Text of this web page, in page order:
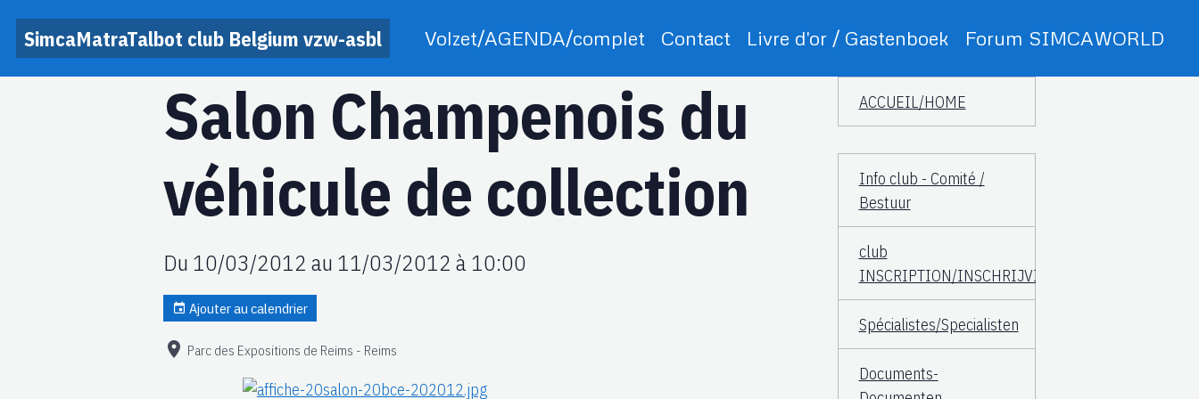
SimcaMatraTalbot club Belgium vzw-asbl Volzet/AGENDA/complet Contact Livre d'or / Gastenboek Forum SIMCAWORLD
Salon Champenois du
véhicule de collection
Du 10/03/2012 au 11/03/2012 à 10:00
Ajouter au calendrier
Parc des Expositions de Reims - Reims
ACCUEIL/HOME
Info club - Comité /
Bestuur
club
INSCRIPTION/INSCHRIJVING
Spécialistes/Specialisten
Documents-